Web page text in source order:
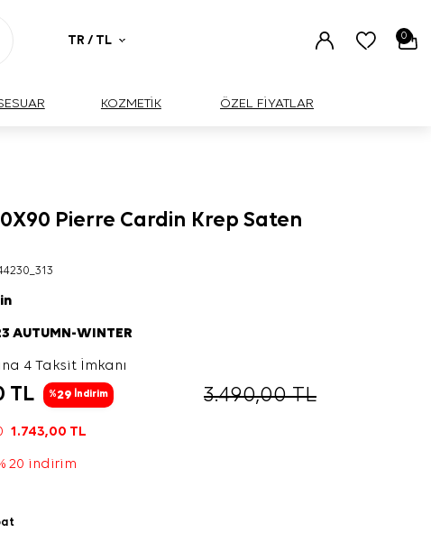
TR / TL 0
KOZMETİK ÖZEL FİYATLAR
Pierre Cardin Krep Saten
AUTUMN-WINTER
4 Taksit İmkanı
TL %29 İndirim 3.490,00TL
1.743,00 TL
20 indirim